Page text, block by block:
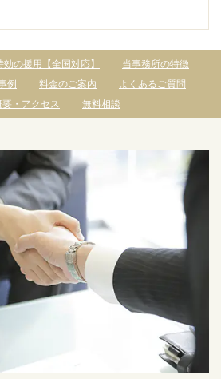
効の援用【全国対応】
当事務所の特徴
例 料金のご案内
よくあるご質問
・アクセス
無料相談